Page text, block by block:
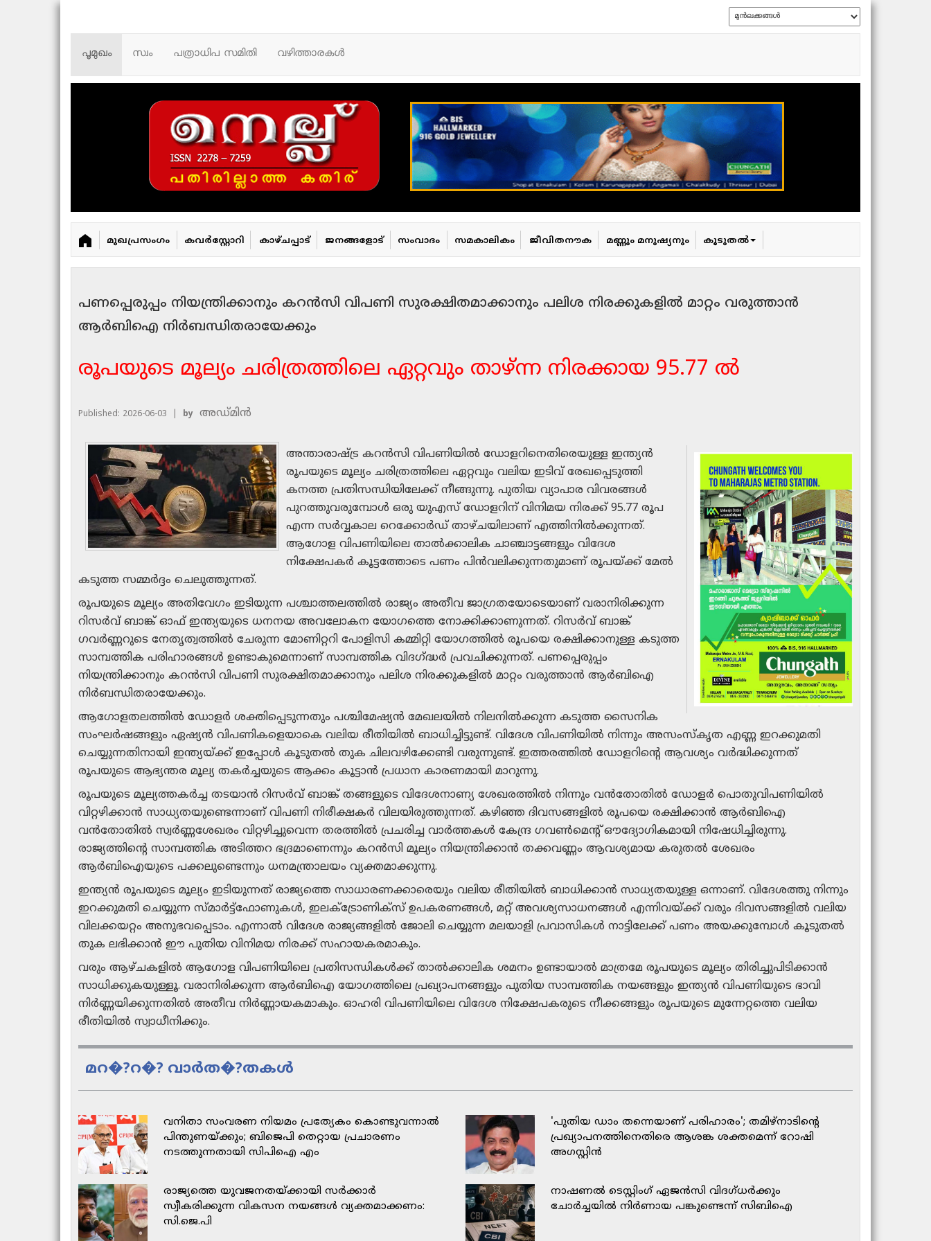
പൂമുഖം സ്വം പത്രാധിപ സമിതി വഴിത്താരകള്‍
മുഖപ്രസംഗം കവർ‌സ്റ്റോറി കാഴ്ചപ്പാട് ജനങ്ങളോട് സംവാദം സമകാലികം ജീവിതനൗക മണ്ണും മനുഷ്യനും കൂടുതൽ
പണപ്പെരുപ്പം നിയന്ത്രിക്കാനും കറൻസി വിപണി സുരക്ഷിതമാക്കാനും പലിശ നിരക്കുകളിൽ മാറ്റം വരുത്താൻ
ആർബിഐ നിർബന്ധിതരായേക്കും
രൂപയുടെ മൂല്യം ചരിത്രത്തിലെ ഏറ്റവും താഴ്ന്ന നിരക്കായ 95.77 ൽ
Published: 2026-06-03 | by അഡ്മിൻ
അന്താരാഷ്ട്ര കറൻസി വിപണിയിൽ ഡോളറിനെതിരെയുള്ള ഇന്ത്യൻ
രൂപയുടെ മൂല്യം ചരിത്രത്തിലെ ഏറ്റവും വലിയ ഇടിവ് രേഖപ്പെടുത്തി
കനത്ത പ്രതിസന്ധിയിലേക്ക് നീങ്ങുന്നു. പുതിയ വ്യാപാര വിവരങ്ങൾ
പുറത്തുവരുമ്പോൾ ഒരു യുഎസ് ഡോളറിന് വിനിമയ നിരക്ക് 95.77 രൂപ
എന്ന സർവ്വകാല റെക്കോർഡ് താഴ്ചയിലാണ് എത്തിനിൽക്കുന്നത്.
ആഗോള വിപണിയിലെ താൽക്കാലിക ചാഞ്ചാട്ടങ്ങളും വിദേശ
നിക്ഷേപകർ കൂട്ടത്തോടെ പണം പിൻവലിക്കുന്നതുമാണ് രൂപയ്ക്ക് മേൽ
കടുത്ത സമ്മർദ്ദം ചെലുത്തുന്നത്.
രൂപയുടെ മൂല്യം അതിവേഗം ഇടിയുന്ന പശ്ചാത്തലത്തിൽ രാജ്യം അതീവ ജാഗ്രതയോടെയാണ് വരാനിരിക്കുന്ന
റിസർവ് ബാങ്ക് ഓഫ് ഇന്ത്യയുടെ ധനനയ അവലോകന യോഗത്തെ നോക്കിക്കാണുന്നത്. റിസർവ് ബാങ്ക്
ഗവർണ്ണറുടെ നേതൃത്വത്തിൽ ചേരുന്ന മോണിറ്ററി പോളിസി കമ്മിറ്റി യോഗത്തിൽ രൂപയെ രക്ഷിക്കാനുള്ള കടുത്ത
സാമ്പത്തിക പരിഹാരങ്ങൾ ഉണ്ടാകുമെന്നാണ് സാമ്പത്തിക വിദഗ്ദ്ധർ പ്രവചിക്കുന്നത്. പണപ്പെരുപ്പം
നിയന്ത്രിക്കാനും കറൻസി വിപണി സുരക്ഷിതമാക്കാനും പലിശ നിരക്കുകളിൽ മാറ്റം വരുത്താൻ ആർബിഐ
നിർബന്ധിതരായേക്കും.
ആഗോളതലത്തിൽ ഡോളർ ശക്തിപ്പെടുന്നതും പശ്ചിമേഷ്യൻ മേഖലയിൽ നിലനിൽക്കുന്ന കടുത്ത സൈനിക
സംഘർഷങ്ങളും ഏഷ്യൻ വിപണികളെയാകെ വലിയ രീതിയിൽ ബാധിച്ചിട്ടുണ്ട്. വിദേശ വിപണിയിൽ നിന്നും അസംസ്‌കൃത എണ്ണ ഇറക്കുമതി
ചെയ്യുന്നതിനായി ഇന്ത്യയ്ക്ക് ഇപ്പോൾ കൂടുതൽ തുക ചിലവഴിക്കേണ്ടി വരുന്നുണ്ട്. ഇത്തരത്തിൽ ഡോളറിന്റെ ആവശ്യം വർദ്ധിക്കുന്നത്
രൂപയുടെ ആഭ്യന്തര മൂല്യ തകർച്ചയുടെ ആക്കം കൂട്ടാൻ പ്രധാന കാരണമായി മാറുന്നു.
രൂപയുടെ മൂല്യത്തകർച്ച തടയാൻ റിസർവ് ബാങ്ക് തങ്ങളുടെ വിദേശനാണ്യ ശേഖരത്തിൽ നിന്നും വൻതോതിൽ ഡോളർ പൊതുവിപണിയിൽ
വിറ്റഴിക്കാൻ സാധ്യതയുണ്ടെന്നാണ് വിപണി നിരീക്ഷകർ വിലയിരുത്തുന്നത്. കഴിഞ്ഞ ദിവസങ്ങളിൽ രൂപയെ രക്ഷിക്കാൻ ആർബിഐ
വൻതോതിൽ സ്വർണ്ണശേഖരം വിറ്റഴിച്ചുവെന്ന തരത്തിൽ പ്രചരിച്ച വാർത്തകൾ കേന്ദ്ര ഗവൺമെന്റ് ഔദ്യോഗികമായി നിഷേധിച്ചിരുന്നു.
രാജ്യത്തിന്റെ സാമ്പത്തിക അടിത്തറ ഭദ്രമാണെന്നും കറൻസി മൂല്യം നിയന്ത്രിക്കാൻ തക്കവണ്ണം ആവശ്യമായ കരുതൽ ശേഖരം
ആർബിഐയുടെ പക്കലുണ്ടെന്നും ധനമന്ത്രാലയം വ്യക്തമാക്കുന്നു.
ഇന്ത്യൻ രൂപയുടെ മൂല്യം ഇടിയുന്നത് രാജ്യത്തെ സാധാരണക്കാരെയും വലിയ രീതിയിൽ ബാധിക്കാൻ സാധ്യതയുള്ള ഒന്നാണ്. വിദേശത്തു നിന്നും
ഇറക്കുമതി ചെയ്യുന്ന സ്മാർട്ട്ഫോണുകൾ, ഇലക്ട്രോണിക്സ് ഉപകരണങ്ങൾ, മറ്റ് അവശ്യസാധനങ്ങൾ എന്നിവയ്ക്ക് വരും ദിവസങ്ങളിൽ വലിയ
വിലക്കയറ്റം അനുഭവപ്പെടാം. എന്നാൽ വിദേശ രാജ്യങ്ങളിൽ ജോലി ചെയ്യുന്ന മലയാളി പ്രവാസികൾ നാട്ടിലേക്ക് പണം അയക്കുമ്പോൾ കൂടുതൽ
തുക ലഭിക്കാൻ ഈ പുതിയ വിനിമയ നിരക്ക് സഹായകരമാകും.
വരും ആഴ്ചകളിൽ ആഗോള വിപണിയിലെ പ്രതിസന്ധികൾക്ക് താൽക്കാലിക ശമനം ഉണ്ടായാൽ മാത്രമേ രൂപയുടെ മൂല്യം തിരിച്ചുപിടിക്കാൻ
സാധിക്കുകയുള്ളൂ. വരാനിരിക്കുന്ന ആർബിഐ യോഗത്തിലെ പ്രഖ്യാപനങ്ങളും പുതിയ സാമ്പത്തിക നയങ്ങളും ഇന്ത്യൻ വിപണിയുടെ ഭാവി
നിർണ്ണയിക്കുന്നതിൽ അതീവ നിർണ്ണായകമാകും. ഓഹരി വിപണിയിലെ വിദേശ നിക്ഷേപകരുടെ നീക്കങ്ങളും രൂപയുടെ മുന്നേറ്റത്തെ വലിയ
രീതിയിൽ സ്വാധീനിക്കും.
മറ�?റ�? വാർത�?തകൾ
വനിതാ സംവരണ നിയമം പ്രത്യേകം കൊണ്ടുവന്നാൽ
പിന്തുണയ്ക്കും; ബിജെപി തെറ്റായ പ്രചാരണം
നടത്തുന്നതായി സിപിഐ എം
'പുതിയ ഡാം തന്നെയാണ് പരിഹാരം'; തമിഴ്നാടിന്റെ
പ്രഖ്യാപനത്തിനെതിരെ ആശങ്ക ശക്തമെന്ന് റോഷി
അഗസ്റ്റിൻ
രാജ്യത്തെ യുവജനതയ്ക്കായി സർക്കാർ
സ്വീകരിക്കുന്ന വികസന നയങ്ങൾ വ്യക്തമാക്കണം:
സി.ജെ.പി
നാഷണല്‍ ടെസ്റ്റിംഗ് ഏജന്‍സി വിദഗ്ധര്‍ക്കും
ചോര്‍ച്ചയില്‍ നിര്‍ണായ പങ്കുണ്ടെന്ന് സിബിഐ